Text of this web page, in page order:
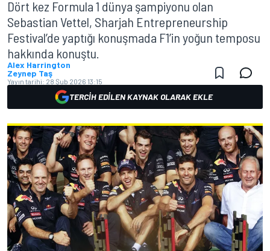
Dört kez Formula 1 dünya şampiyonu olan
Sebastian Vettel, Sharjah Entrepreneurship
Festival’de yaptığı konuşmada F1’in yoğun temposu
hakkında konuştu.
Alex Harrington
Zeynep Taş
Yayın tarihi: 28 Şub 2026 13:15
TERCIH EDILEN KAYNAK OLARAK EKLE